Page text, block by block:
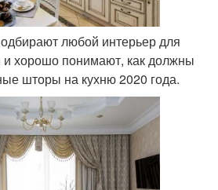
любой интерьер для
хорошо понимают, как должны
шторы на кухню 2020 года.